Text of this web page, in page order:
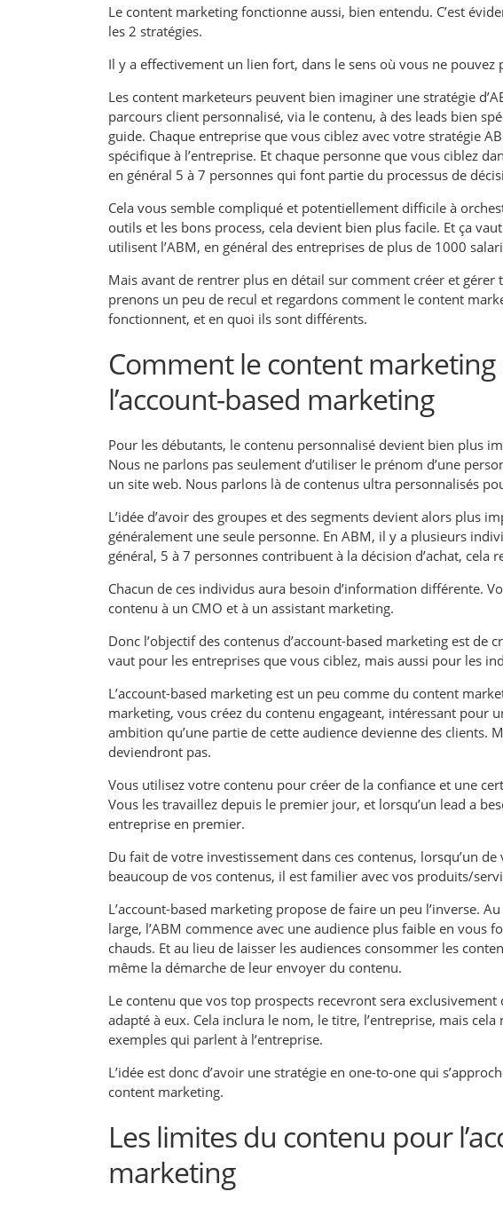
Le content marketing fonctionne aussi, bien entendu. C’est
les 2 stratégies.
Il y a effectivement un lien fort, dans le sens où vous ne pouvez
Les content marketeurs peuvent bien imaginer une stratégie
parcours client personnalisé, via le contenu, à des leads bien
guide. Chaque entreprise que vous ciblez avec votre stratégie
spécifique à l’entreprise. Et chaque personne que vous ciblez
en général 5 à 7 personnes qui font partie du processus de
Cela vous semble compliqué et potentiellement difficile à
outils et les bons process, cela devient bien plus facile. Et ça
utilisent l’ABM, en général des entreprises de plus de 1000
Mais avant de rentrer plus en détail sur comment créer et gérer
prenons un peu de recul et regardons comment le content
fonctionnent, et en quoi ils sont différents.
Comment le content
l’account-based marketing
Pour les débutants, le contenu personnalisé devient bien plus
Nous ne parlons pas seulement d’utiliser le prénom d’une
un site web. Nous parlons là de contenus ultra personnalisés
L’idée d’avoir des groupes et des segments devient alors plus
généralement une seule personne. En ABM, il y a plusieurs
général, 5 à 7 personnes contribuent à la décision d’achat, cela
Chacun de ces individus aura besoin d’information différente.
contenu à un CMO et à un assistant marketing.
Donc l’objectif des contenus d’account-based marketing est de
vaut pour les entreprises que vous ciblez, mais aussi pour les
L’account-based marketing est un peu comme du content
marketing, vous créez du contenu engageant, intéressant pour
ambition qu’une partie de cette audience devienne des clients.
deviendront pas.
Vous utilisez votre contenu pour créer de la confiance et une
Vous les travaillez depuis le premier jour, et lorsqu’un lead a
entreprise en premier.
Du fait de votre investissement dans ces contenus, lorsqu’un
beaucoup de vos contenus, il est familier avec vos produits/
L’account-based marketing propose de faire un peu l’inverse.
large, l’ABM commence avec une audience plus faible en vous
chauds. Et au lieu de laisser les audiences consommer les
même la démarche de leur envoyer du contenu.
Le contenu que vos top prospects recevront sera
adapté à eux. Cela inclura le nom, le titre, l’entreprise, mais cela
exemples qui parlent à l’entreprise.
L’idée est donc d’avoir une stratégie en one-to-one qui
content marketing.
Les limites du contenu pour
marketing